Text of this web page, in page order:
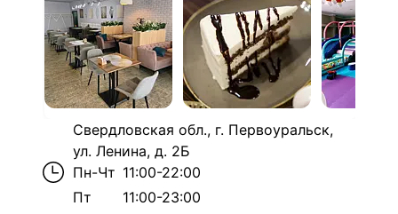
Свердловская обл., г. Первоуральск,
ул. Ленина, д. 2Б
Пн-Чт 11:00-22:00
Пт
11:00-23:00